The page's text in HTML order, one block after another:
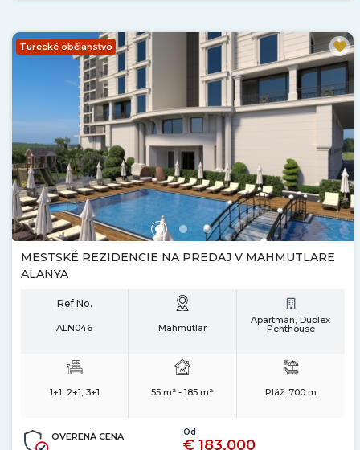
Turecké občianstvo
MESTSKÉ REZIDENCIE NA PREDAJ V MAHMUTLARE
ALANYA
Ref No.
ALN046 Mahmutlar
Apartmán, Duplex
Penthouse
1+1, 2+1, 3+1 55 m² - 185 m² Pláž: 700 m
OVERENÁ CENA Od
€ 183,000